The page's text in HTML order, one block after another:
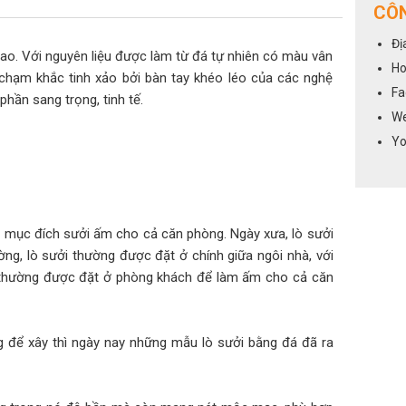
Với nguyên liệu được làm từ đá tự nhiên có màu vân
khắc tinh xảo bởi bàn tay khéo léo của các nghệ
sang trọng, tinh tế.
đích sưởi ấm cho cả căn phòng. Ngày xưa, lò sưởi
lò sưởi thường được đặt ở chính giữa ngôi nhà, với
được đặt ở phòng khách để làm ấm cho cả căn
xây thì ngày nay những mẫu lò sưởi bằng đá đã ra